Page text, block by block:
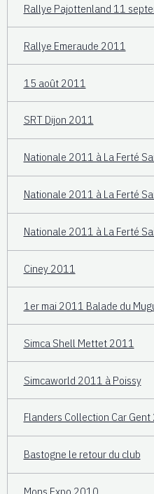
Rallye Pajottenland 11
Rallye Emeraude 2011
15 août 2011
SRT Dijon 2011
Nationale 2011 à La Ferté
Nationale 2011 à La Ferté
Nationale 2011 à La Ferté
Ciney 2011
1er mai 2011 Balade du
Simca Shell Mettet 2011
Simcaworld 2011 à Poissy
Flanders Collection Car
Bastogne le retour du club